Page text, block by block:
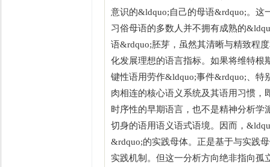
意识的&ldquo;自己的母语&rdquo;。这
习俗母语的多数人并不拥有成熟的
语&rdquo;胚芽，虽然其清晰与精致程
化发展理想的语言指标。如果将维特
键性语用劳作&ldquo;事件&rdquo;、特
肉相连的核心语义系统及其语用习惯
时序性的早期语言，也不是精神分析
切身的语用语义语式语境。因而，
&rdquo;的实践母体。正是基于与实践
实践机制。但这一分析方向绝非指向